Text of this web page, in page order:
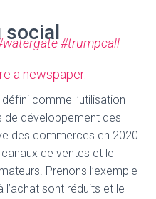
#trumpcall
a newspaper.
social
comme l’utilisation
de développement des
des commerces en 2020
de ventes et le
Prenons l’exemple
l’achat sont réduits et le